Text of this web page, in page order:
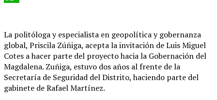
La politóloga y especialista en geopolítica y gobernanza
global, Priscila Zúñiga, acepta la invitación de Luis Miguel
Cotes a hacer parte del proyecto hacia la Gobernación del
Magdalena. Zuñiga, estuvo dos años al frente de la
Secretaría de Seguridad del Distrito, haciendo parte del
gabinete de Rafael Martínez.